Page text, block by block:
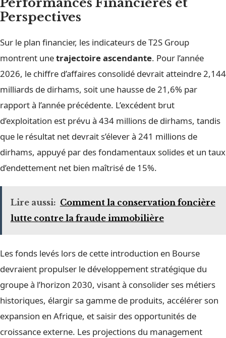
Perspectives
Sur le plan financier, les indicateurs de T2S Group
montrent unetrajectoire ascendante. Pour l’année
2026, le chiffre d’affaires consolidé devrait atteindre 2,144
milliards de dirhams, soit une hausse de 21,6% par
rapport à l’année précédente. L’excédent brut
d’exploitation est prévu à 434 millions de dirhams, tandis
que le résultat net devrait s’élever à 241 millions de
dirhams, appuyé par des fondamentaux solides et un taux
d’endettement net bien maîtrisé de 15%.
Lire aussi: Comment la conservation foncière
lutte contre la fraude immobilière
Les fonds levés lors de cette introduction en Bourse
devraient propulser le développement stratégique du
groupe à l’horizon 2030, visant à consolider ses métiers
historiques, élargir sa gamme de produits, accélérer son
expansion en Afrique, et saisir des opportunités de
croissance externe. Les projections du management